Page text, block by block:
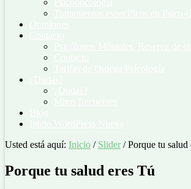
Usted está aquí: Inicio / Slider /Porque tu salud
Porque tu salud eres Tú